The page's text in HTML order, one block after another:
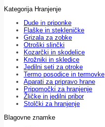
Kategorija Hranjenje
Dude in priponke
Flaške in stekleničke
Grizala za zobke
Otroški slinčki
Kozarčki in skodelice
Krožniki in skledice
Jedilni seti za otroke
Termo posodice in termovke
Aparati za pripravo hrane
Pripomočki za hranjenje
Žličke in jedilni pribor
Stolčki za hranjenje
Blagovne znamke